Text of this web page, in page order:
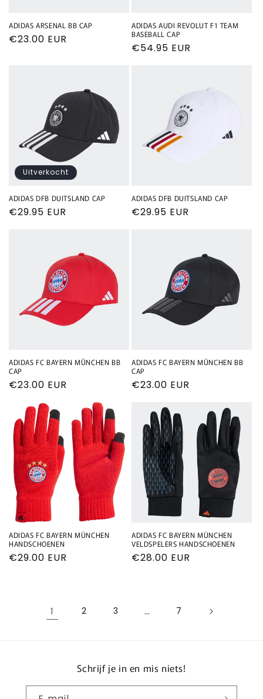
ADIDAS ARSENAL BB CAP
Normale
€23.00 EUR
ADIDAS AUDI REVOLUT F1 TEAM
BASEBALL CAP
Normale
€54.95 EUR
Uitverkocht
ADIDAS DFB DUITSLAND CAP
Normale
€29.95 EUR
ADIDAS DFB DUITSLAND CAP
Normale
€29.95 EUR
ADIDAS FC BAYERN MÛNCHEN BB
CAP
Normale
€23.00 EUR
ADIDAS FC BAYERN MÛNCHEN BB
CAP
Normale
€23.00 EUR
ADIDAS FC BAYERN MÜNCHEN
HANDSCHOENEN
Normale
€29.00 EUR
ADIDAS FC BAYERN MÜNCHEN
VELDSPELERS HANDSCHOENEN
Normale
€28.00 EUR
1 2 3 … 7
Schrijf je in en mis niets!